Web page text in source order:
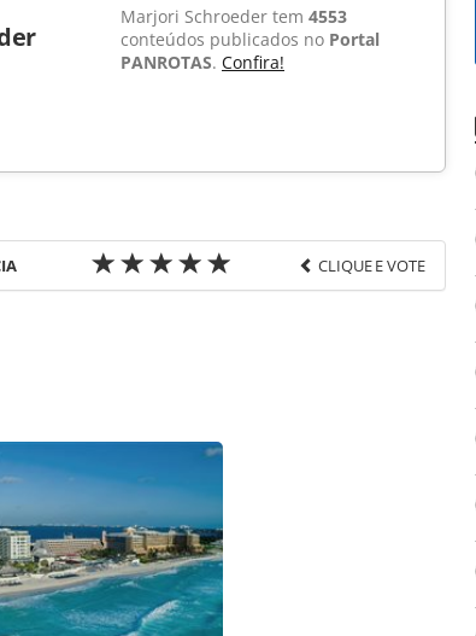
Marjori Schroeder tem 4553
conteúdos publicados no Portal
PANROTAS. Confira!
CLIQUE E VOTE
viagenscorporativas/2009/08/alatur-
bti_50013.html ou as ferramentas oferecidas na
PANROTAS Editora é protegido pela legislação
o conteúdo sem autorização da